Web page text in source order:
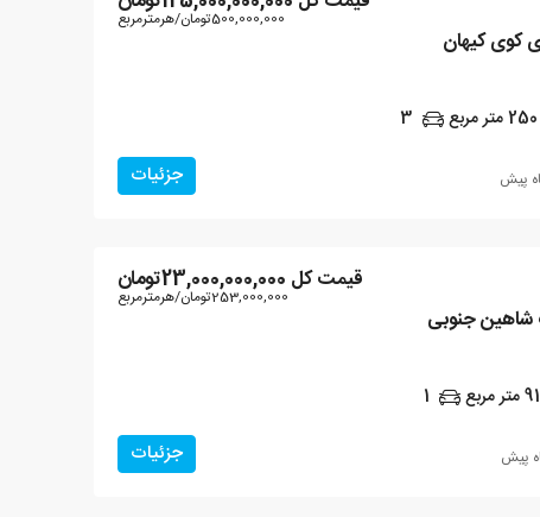
500,000,000تومان /هرمترمربع
250متر مربع 3
جزئیات
قیمت کل 23,000,000,000تومان
253,000,000تومان /هرمترمربع
91متر مربع 1
جزئیات